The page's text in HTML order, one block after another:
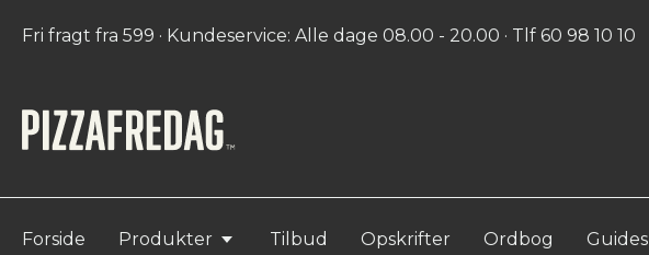
Fri fragt fra 599 · Kundeservice: Alle dage 08.00 - 20.00 · Tlf 60 98 10 10
Forside Produkter Tilbud Opskrifter Ordbog Guides